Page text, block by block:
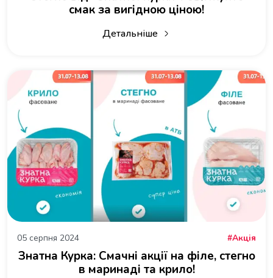
смак за вигідною ціною!
Детальніше
про Стегно від "Знатної курки":
05 серпня 2024 Акція
Знатна Курка: Смачні акції на філе, стегно
в маринаді та крило!